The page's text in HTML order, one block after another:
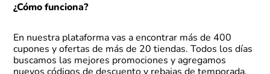
¿Cómo funciona?
En nuestra plataforma vas a encontrar más de 400
cupones y ofertas de más de 20 tiendas. Todos los días
buscamos las mejores promociones y agregamos